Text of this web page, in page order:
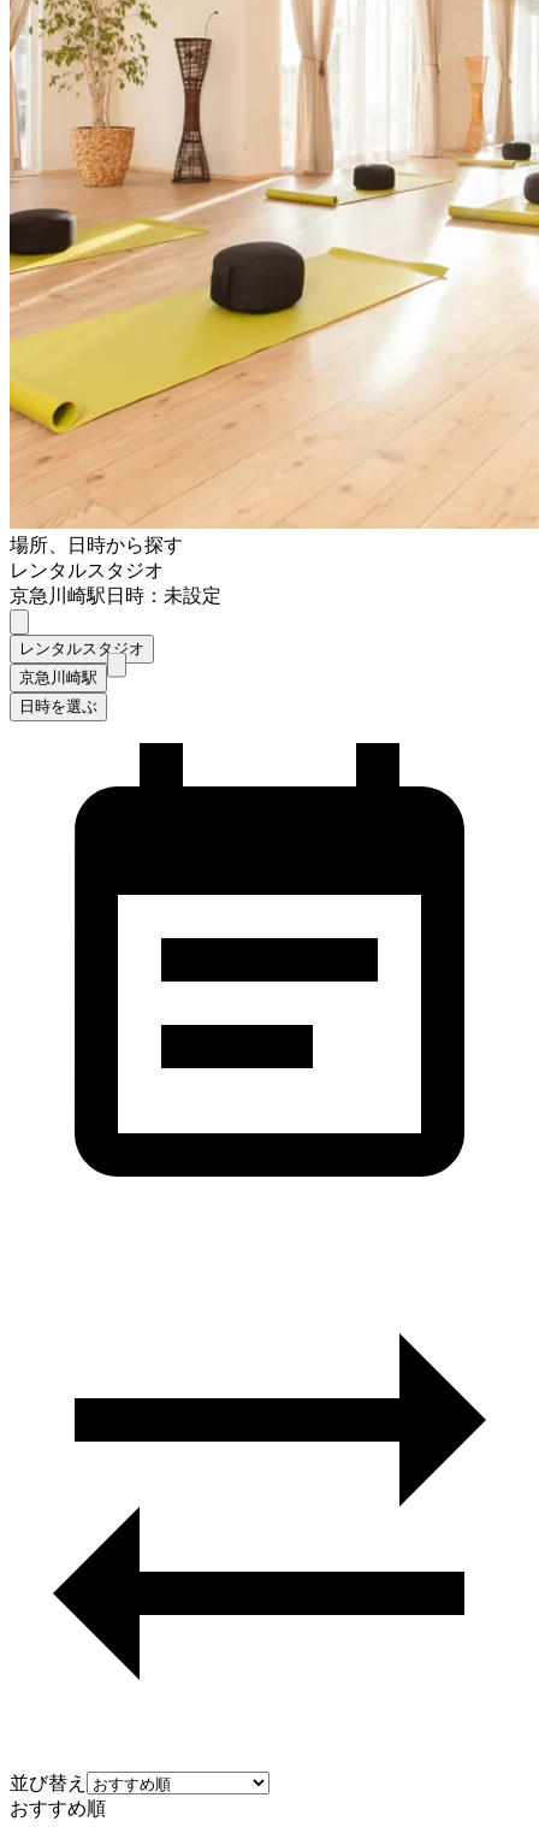
場所、日時から探す
レンタルスタジオ
京急川崎駅日時：未設定
レンタルスタジオ
京急川崎駅
日時を選ぶ
並び替え
おすすめ順